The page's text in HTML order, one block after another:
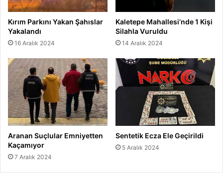
Kırım Parkını Yakan Şahıslar
Yakalandı
16 Aralık 2024
Kaletepe Mahallesi’nde 1 Kişi
Silahla Vuruldu
14 Aralık 2024
Aranan Suçlular Emniyetten
Kaçamıyor
7 Aralık 2024
Sentetik Ecza Ele Geçirildi
5 Aralık 2024